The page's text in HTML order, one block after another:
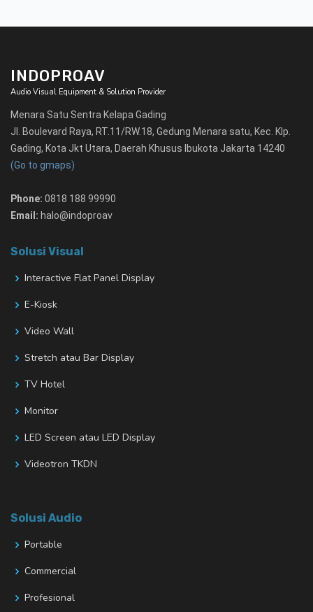
INDOPROAV
Audio Visual Equipment & Solution Provider
Menara Satu Sentra Kelapa Gading
Jl. Boulevard Raya, RT.11/RW.18, Gedung Menara satu, Kec. Klp.
Gading, Kota Jkt Utara, Daerah Khusus Ibukota Jakarta 14240
(Go to gmaps)
Phone: 0818 188 99990
Email: halo@indoproav
Solusi Visual
Interactive Flat Panel Display
E-Kiosk
Video Wall
Stretch atau Bar Display
TV Hotel
Monitor
LED Screen atau LED Display
Videotron TKDN
Solusi Audio
Portable
Commercial
Profesional